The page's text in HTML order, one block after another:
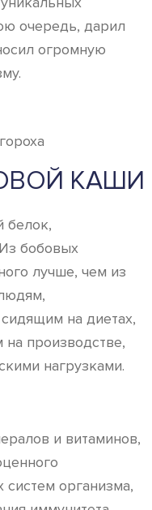
очередь, дарил
огромную
КАШИ
белок,
бобовых
лучше, чем из
на диетах,
производстве,
нагрузками.
и витаминов,
организма,